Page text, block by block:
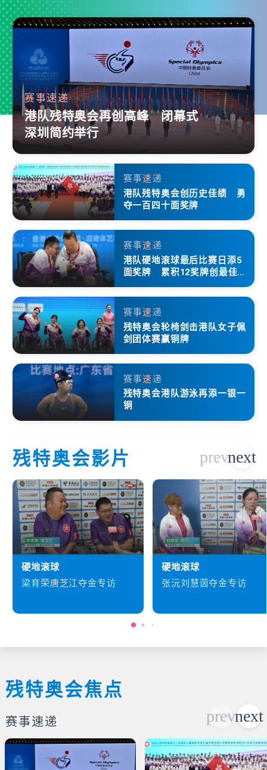
赛事速递
港队残特奥会再创高峰 闭幕式
深圳简约举行
赛事速递
港队残特奥会创历史佳绩 勇
夺一百四十面奖牌
赛事速递
港队硬地滚球最后比赛日添5
面奖牌 累积12奖牌创最佳成
赛事速递
残特奥会轮椅剑击港队女子佩
剑团体赛赢铜牌
赛事速递
残特奥会港队游泳再添一银一
铜
残特奥会影片
硬地滚球
梁育荣唐芝江夺金专访
硬地滚球
张沅刘慧茵夺金专访
残特奥会焦点
赛事速递